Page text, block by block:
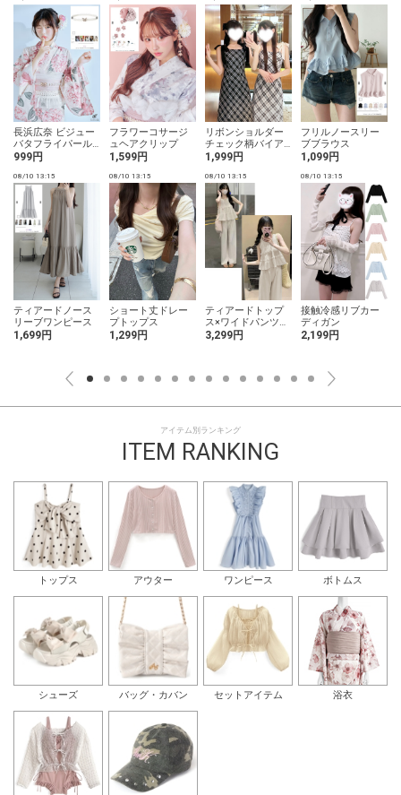
長浜広奈 ビジュー
バタフライパール
ベルト
999円
フラワーコサージ
ュヘアクリップ
1,599円
リボンショルダー
チェック柄バイア
スワンピース
1,999円
フリルノースリー
ブブラウス
1,099円
08/10 13:15
ティアードノース
リーブワンピース
1,699円
08/10 13:15
ショート丈ドレー
プトップス
1,299円
08/10 13:15
ティアードトップ
ス×ワイドパンツセ
ットアップ
3,299円
08/10 13:15
接触冷感リブカー
ディガン
2,199円
アイテム別ランキング
ITEM RANKING
トップス アウター ワンピース ボトムス
シューズ バッグ・カバン セットアイテム 浴衣